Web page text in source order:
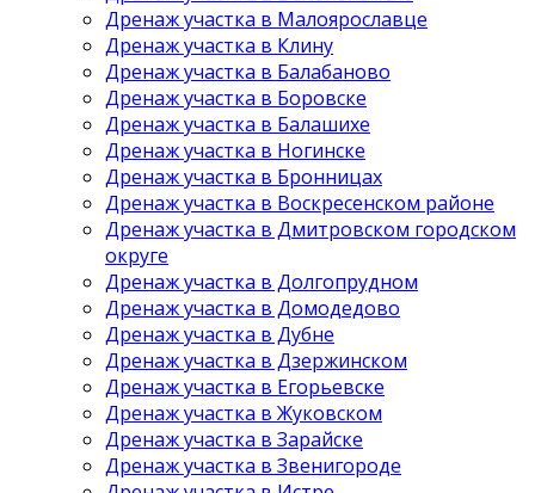
Дренаж участка в Малоярославце
Дренаж участка в Клину
Дренаж участка в Балабаново
Дренаж участка в Боровске
Дренаж участка в Балашихе
Дренаж участка в Ногинске
Дренаж участка в Бронницах
Дренаж участка в Воскресенском районе
Дренаж участка в Дмитровском городском
округе
Дренаж участка в Долгопрудном
Дренаж участка в Домодедово
Дренаж участка в Дубне
Дренаж участка в Дзержинском
Дренаж участка в Егорьевске
Дренаж участка в Жуковском
Дренаж участка в Зарайске
Дренаж участка в Звенигороде